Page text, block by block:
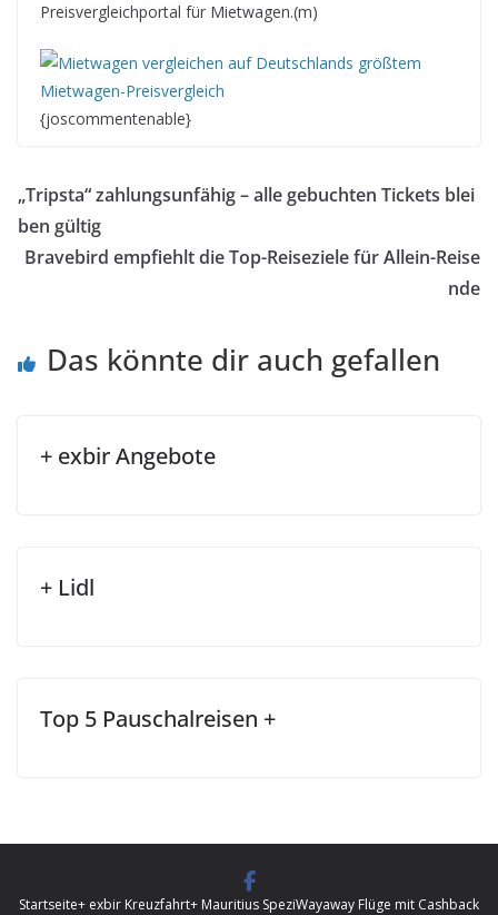
Preisvergleichportal für Mietwagen.(m)
{joscommentenable}
„Tripsta“ zahlungsunfähig – alle gebuchten Tickets blei
ben gültig
Bravebird empfiehlt die Top-Reiseziele für Allein-Reise
nde
Das könnte dir auch gefallen
+ exbir Angebote
+ Lidl
Top 5 Pauschalreisen +
Startseite+ exbir Kreuzfahrt+ Mauritius SpeziWayaway Flüge mit Cashback